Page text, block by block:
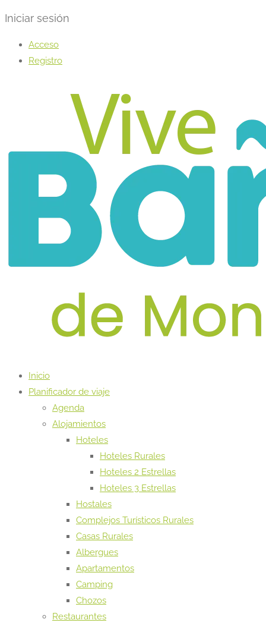
Iniciar sesión
Acceso
Registro
Inicio
Planificador de viaje
Agenda
Alojamientos
Hoteles
Hoteles Rurales
Hoteles 2 Estrellas
Hoteles 3 Estrellas
Hostales
Complejos Turísticos Rurales
Casas Rurales
Albergues
Apartamentos
Camping
Chozos
Restaurantes